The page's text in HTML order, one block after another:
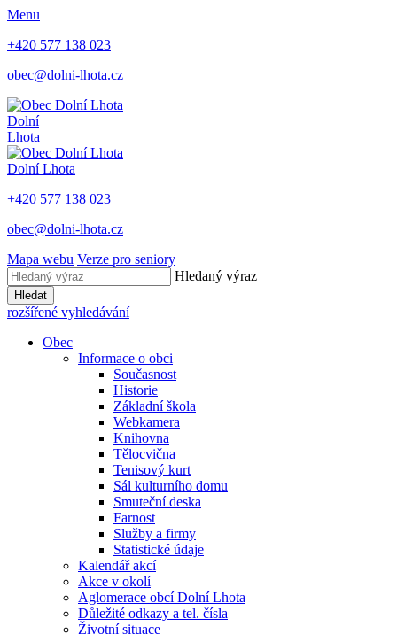
Menu
+420 577 138 023
obec@dolni-lhota.cz
Dolní
Lhota
Dolní Lhota
+420 577 138 023
obec@dolni-lhota.cz
Mapa webu Verze pro seniory
Hledaný výraz
Hledat
rozšířené vyhledávání
Obec
Informace o obci
Současnost
Historie
Základní škola
Webkamera
Knihovna
Tělocvična
Tenisový kurt
Sál kulturního domu
Smuteční deska
Farnost
Služby a firmy
Statistické údaje
Kalendář akcí
Akce v okolí
Aglomerace obcí Dolní Lhota
Důležité odkazy a tel. čísla
Životní situace